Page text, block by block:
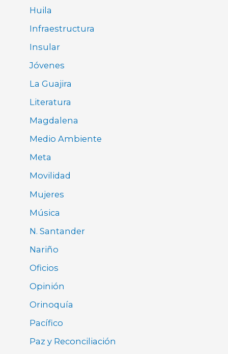
Huila
Infraestructura
Insular
Jóvenes
La Guajira
Literatura
Magdalena
Medio Ambiente
Meta
Movilidad
Mujeres
Música
N. Santander
Nariño
Oficios
Opinión
Orinoquía
Pacífico
Paz y Reconciliación